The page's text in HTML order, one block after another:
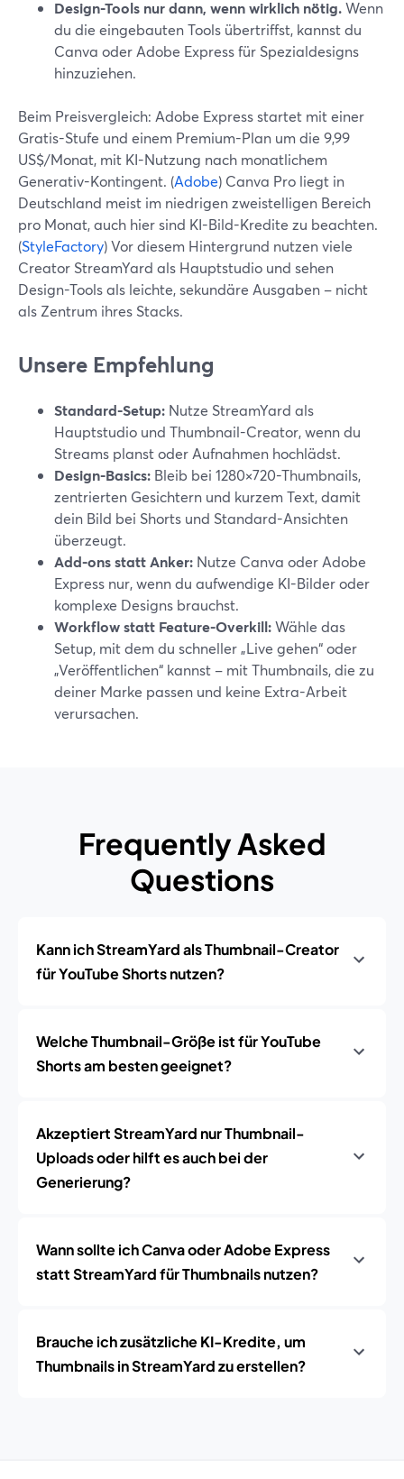
Design-Tools nur dann, wenn wirklich nötig.Wenn
du die eingebauten Tools übertriffst, kannst du
Canva oder Adobe Express für Spezialdesigns
hinzuziehen.
Beim Preisvergleich: Adobe Express startet mit einer
Gratis-Stufe und einem Premium-Plan um die 9,99
US$/Monat, mit KI-Nutzung nach monatlichem
Generativ-Kontingent. (Adobe) Canva Pro liegt in
Deutschland meist im niedrigen zweistelligen Bereich
pro Monat, auch hier sind KI-Bild-Kredite zu beachten.
(StyleFactory) Vor diesem Hintergrund nutzen viele
Creator StreamYard als Hauptstudio und sehen
Design-Tools als leichte, sekundäre Ausgaben – nicht
als Zentrum ihres Stacks.
Unsere Empfehlung
Standard-Setup: Nutze StreamYard als
Hauptstudio und Thumbnail-Creator, wenn du
Streams planst oder Aufnahmen hochlädst.
Design-Basics: Bleib bei 1280×720-Thumbnails,
zentrierten Gesichtern und kurzem Text, damit
dein Bild bei Shorts und Standard-Ansichten
überzeugt.
Add-ons statt Anker: Nutze Canva oder Adobe
Express nur, wenn du aufwendige KI-Bilder oder
komplexe Designs brauchst.
Workflow statt Feature-Overkill:Wähle das
Setup, mit dem du schneller „Live gehen“ oder
„Veröffentlichen“ kannst – mit Thumbnails, die zu
deiner Marke passen und keine Extra-Arbeit
verursachen.
Frequently Asked
Questions
Kann ich StreamYard als Thumbnail-Creator
für YouTube Shorts nutzen?
Welche Thumbnail-Größe ist für YouTube
Shorts am besten geeignet?
Akzeptiert StreamYard nur Thumbnail-
Uploads oder hilft es auch bei der
Generierung?
Wann sollte ich Canva oder Adobe Express
statt StreamYard für Thumbnails nutzen?
Brauche ich zusätzliche KI-Kredite, um
Thumbnails in StreamYard zu erstellen?